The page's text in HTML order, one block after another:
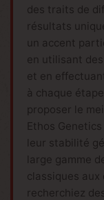
des traits de
résultats
un accent
en utilisant
et en
à chaque
proposer le
Ethos
leur stabilité
large gamme
classiques
recherchiez